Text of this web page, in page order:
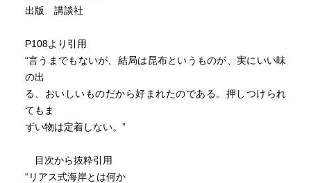
出版 講談社
P108より引用
“言うまでもないが、結局は昆布というものが、実にいい味
の出
る、おいしいものだから好まれたのである。押しつけられ
てもま
ずい物は定着しない。”
目次から抜粋引用
“リアス式海岸とは何か